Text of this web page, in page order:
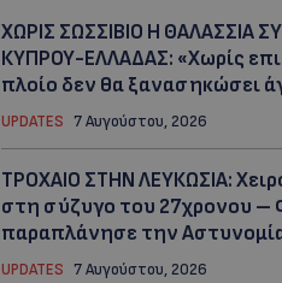
ΧΩΡΙΣ ΣΩΣΣΙΒΙΟ Η ΘΑΛΑΣΣΙΑ
ΚΥΠΡΟΥ-ΕΛΛΑΔΑΣ: «Χωρίς
πλοίο δεν θα ξανασηκώσει
UPDATES 7 Αυγούστου, 2026
ΤΡΟΧΑΙΟ ΣΤΗΝ ΛΕΥΚΩΣΙΑ:
στη σύζυγο του 27χρονου –
παραπλάνησε την
UPDATES 7 Αυγούστου, 2026